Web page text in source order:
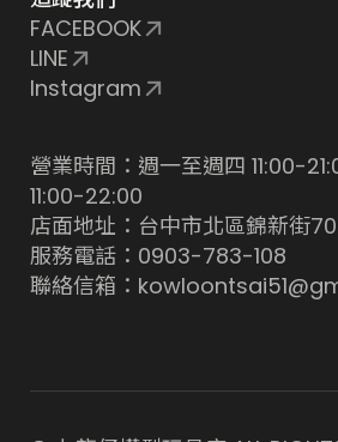
FACEBOOK
LINE
Instagram
營業時間：週一至週四 11:00-
11:00-22:00
店面地址：台中市北區錦新街
服務電話：0903-783-108
聯絡信箱：